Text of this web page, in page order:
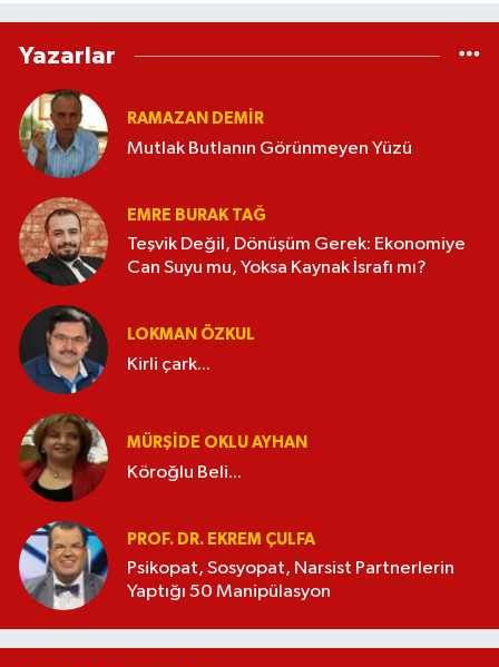
Yazarlar
RAMAZAN DEMİR
Mutlak Butlanın Görünmeyen Yüzü
EMRE BURAK TAĞ
Teşvik Değil, Dönüşüm Gerek: Ekonomiye
Can Suyu mu, Yoksa Kaynak İsrafı mı?
LOKMAN ÖZKUL
Kirli çark...
MÜRŞIDE OKLU AYHAN
Köroğlu Beli...
PROF. DR. EKREM ÇULFA
Psikopat, Sosyopat, Narsist Partnerlerin
Yaptığı 50 Manipülasyon